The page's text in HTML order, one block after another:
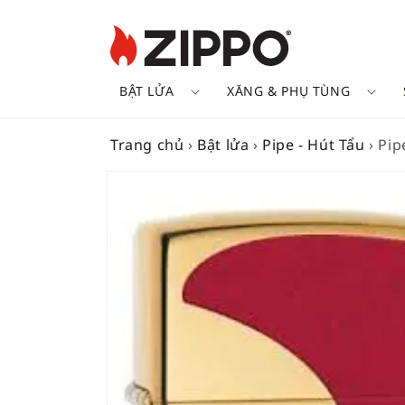
BẬT LỬA XĂNG & PHỤ TÙNG
Trang chủ › Bật lửa › Pipe - Hút Tẩu ›
INFORMATION